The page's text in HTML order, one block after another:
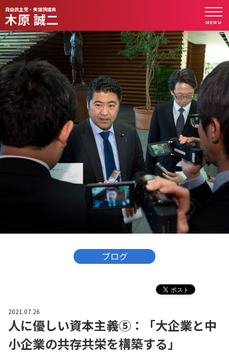
自由民主党・衆議院議員
木原 誠二 MENU
ブログ
2021.07.26
人に優しい資本主義⑤：「大企業と中
小企業の共存共栄を構築する」